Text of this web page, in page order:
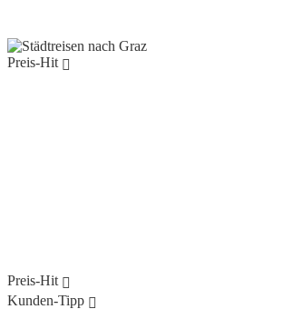
Preis-Hit
Preis-Hit
Kunden-Tipp